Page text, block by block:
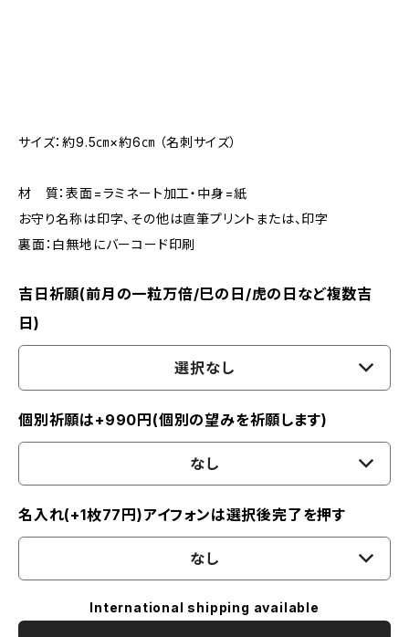
サイズ：約9.5㎝×約6㎝ （名刺サイズ）
材 質：表面=ラミネート加工・中身=紙
お守り名称は印字、その他は直筆プリントまたは、印字
裏面：白無地にバーコード印刷
吉日祈願(前月の一粒万倍/巳の日/虎の日など複数吉
日)
選択なし
個別祈願は+990円(個別の望みを祈願します)
なし
名入れ(+1枚77円)アイフォンは選択後完了を押す
なし
International shipping available